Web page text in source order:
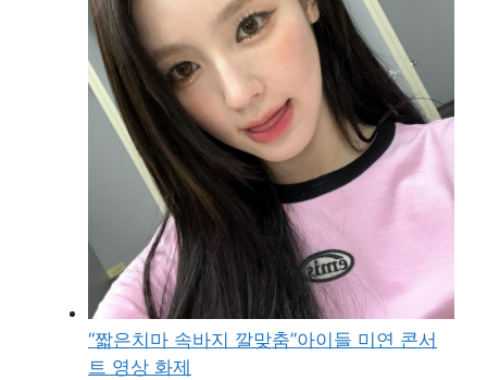
“짧은치마 속바지 깔맞춤”아이들 미연 콘서
트 영상 화제